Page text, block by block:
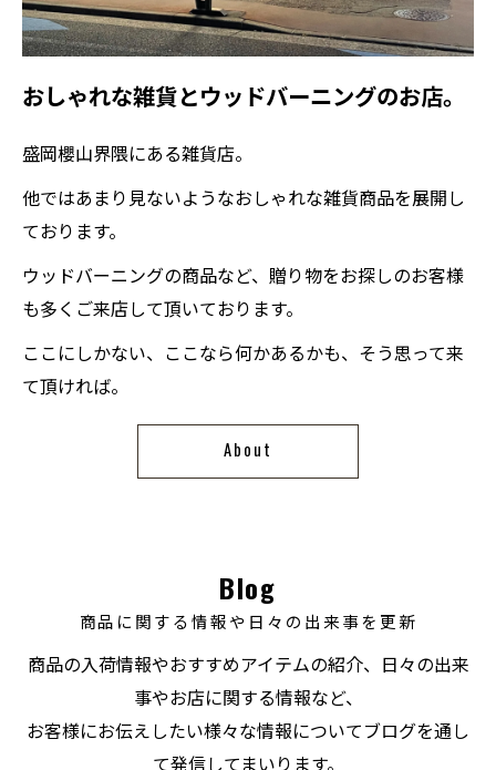
おしゃれな雑貨とウッドバーニングのお店。
盛岡櫻山界隈にある雑貨店。
他ではあまり見ないようなおしゃれな雑貨商品を展開し
ております。
ウッドバーニングの商品など、贈り物をお探しのお客様
も多くご来店して頂いております。
ここにしかない、ここなら何かあるかも、そう思って来
て頂ければ。
About
商品に関する情報や日々の出来事を更新
Blog
商品の入荷情報やおすすめアイテムの紹介、日々の出来
事やお店に関する情報など、
お客様にお伝えしたい様々な情報についてブログを通し
て発信してまいります。